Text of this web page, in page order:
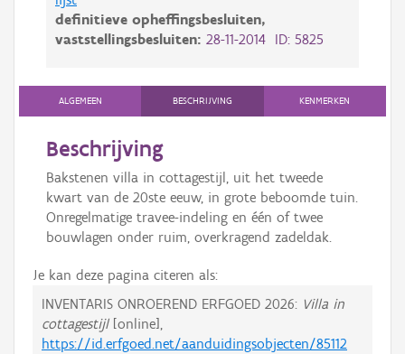
definitieve opheffingsbesluiten,
vaststellingsbesluiten: 28-11-2014 ID: 5825
ALGEMEEN BESCHRIJVING KENMERKEN
Beschrijving
Bakstenen villa in cottagestijl, uit het tweede
kwart van de 20ste eeuw, in grote beboomde tuin.
Onregelmatige travee-indeling en één of twee
bouwlagen onder ruim, overkragend zadeldak.
Je kan deze pagina citeren als:
INVENTARIS ONROEREND ERFGOED 2026: Villa in
cottagestijl[online],
https://id.erfgoed.net/aanduidingsobjecten/85112